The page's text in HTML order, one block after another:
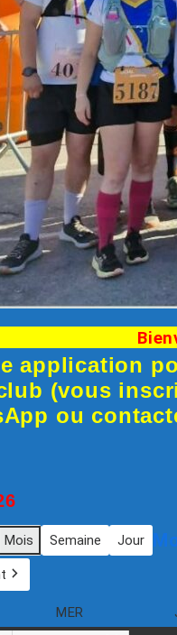
application
(vous
ou
Mois Semaine Jour
MER